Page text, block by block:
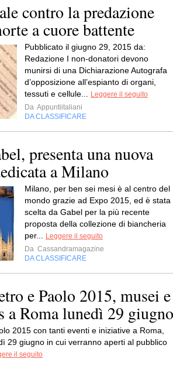
contro la predazione
a cuore battente
Pubblicato il giugno 29, 2015 da:
Redazione I non-donatori devono
munirsi di una Dichiarazione Autografa
d’opposizione all’espianto di organi,
tessuti e cellule...
Leggere il seguito
Da Appuntiitaliani
DA CLASSIFICARE
presenta una nuova
a Milano
Milano, per ben sei mesi è al centro del
mondo grazie ad Expo 2015, ed è stata
scelta da Gabel per la più recente
proposta della collezione di biancheria
per...
Leggere il seguito
Da Cassandramagazine
DA CLASSIFICARE
e Paolo 2015, musei e
a Roma lunedì 29 giugno
2015 con tanti eventi e iniziative a Roma,
29 giugno in cui verranno aperti al pubblico
il seguito